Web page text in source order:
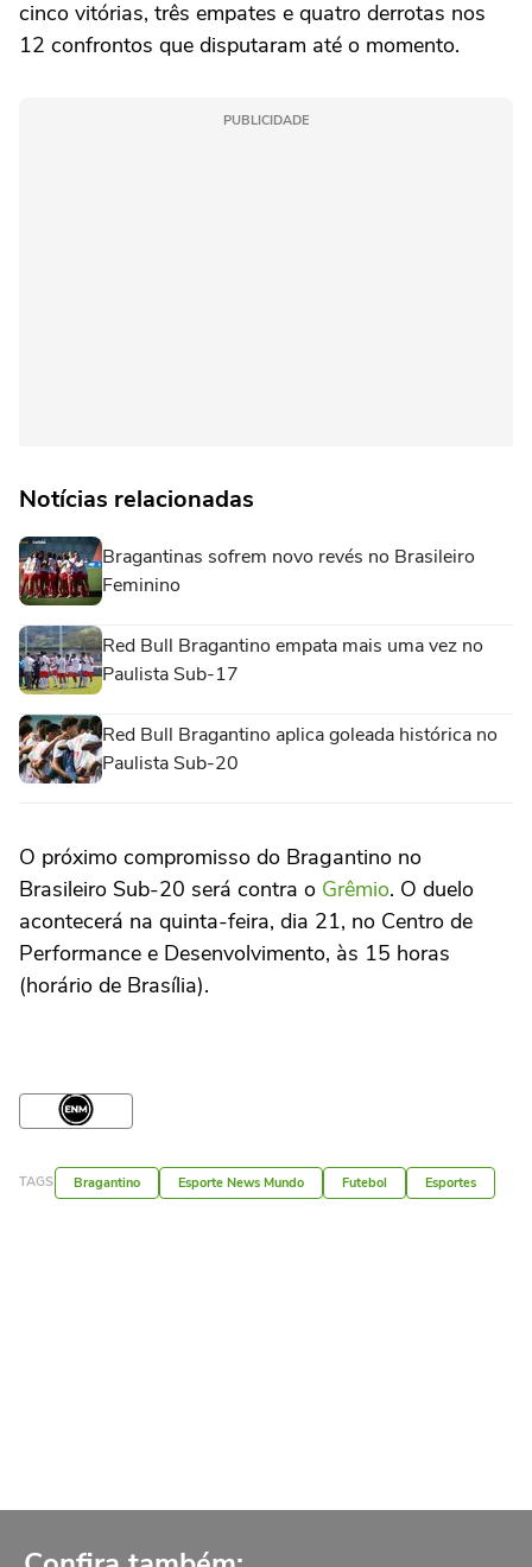
cinco vitórias, três empates e quatro derrotas nos
12 confrontos que disputaram até o momento.
PUBLICIDADE
Notícias relacionadas
Bragantinas sofrem novo revés no Brasileiro
Feminino
Red Bull Bragantino empata mais uma vez no
Paulista Sub-17
Red Bull Bragantino aplica goleada histórica no
Paulista Sub-20
O próximo compromisso do Bragantino no
Brasileiro Sub-20 será contra o Grêmio. O duelo
acontecerá na quinta-feira, dia 21, no Centro de
Performance e Desenvolvimento, às 15 horas
(horário de Brasília).
TAGS Bragantino Esporte News Mundo Futebol Esportes